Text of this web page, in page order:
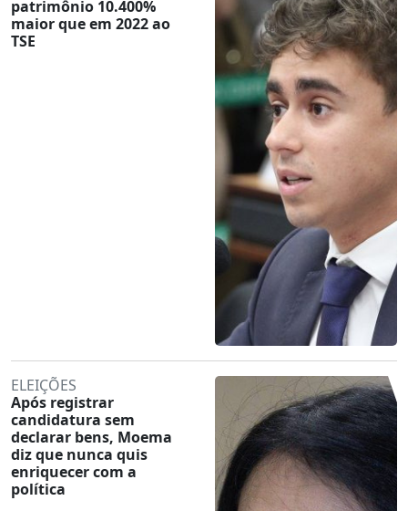
patrimônio 10.400%
maior que em 2022 ao
TSE
ELEIÇÕES
Após registrar
candidatura sem
declarar bens, Moema
diz que nunca quis
enriquecer com a
política